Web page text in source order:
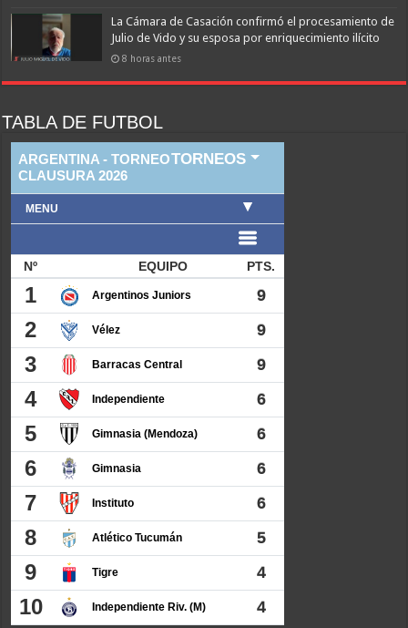
La Cámara de Casación confirmó el procesamiento de
Julio de Vido y su esposa por enriquecimiento ilícito
8 horas antes
TABLA DE FUTBOL